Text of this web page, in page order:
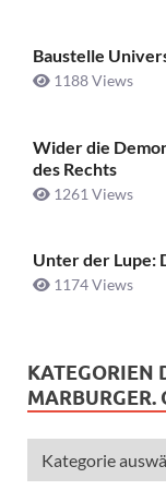
Baustelle
1188 Views
Wider die
des Rechts
1261 Views
Unter der Lupe:
1174 Views
KATEGORIEN